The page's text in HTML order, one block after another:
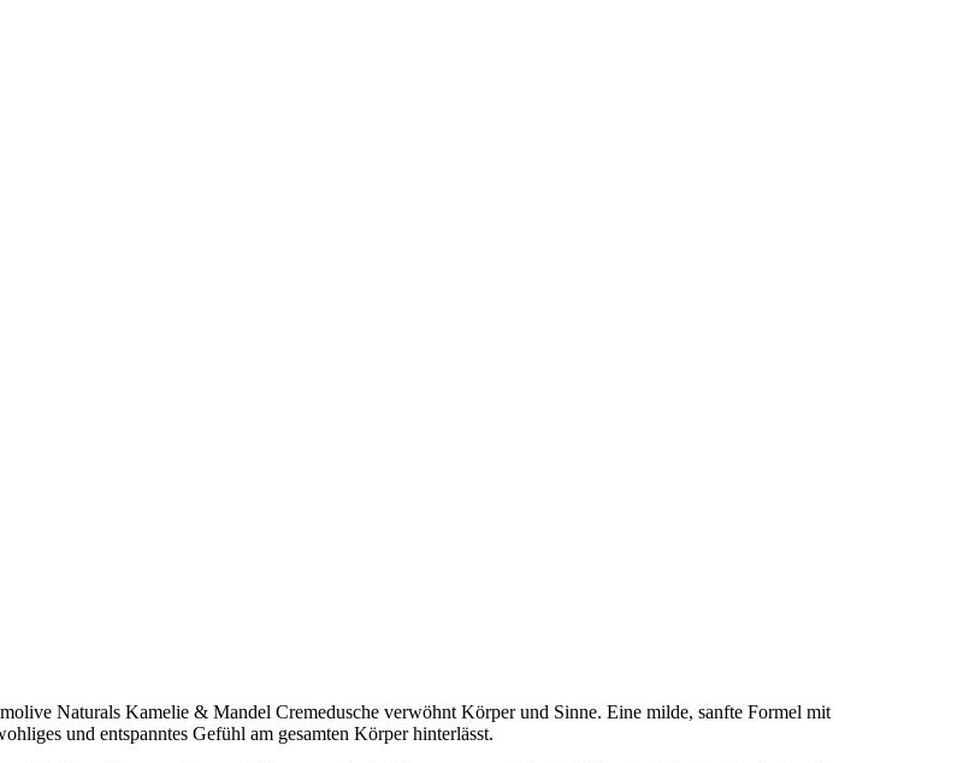
Naturals Kamelie & Mandel Cremedusche verwöhnt Körper und Sinne. Eine milde, sanfte Formel mit
und entspanntes Gefühl am gesamten Körper hinterlässt.